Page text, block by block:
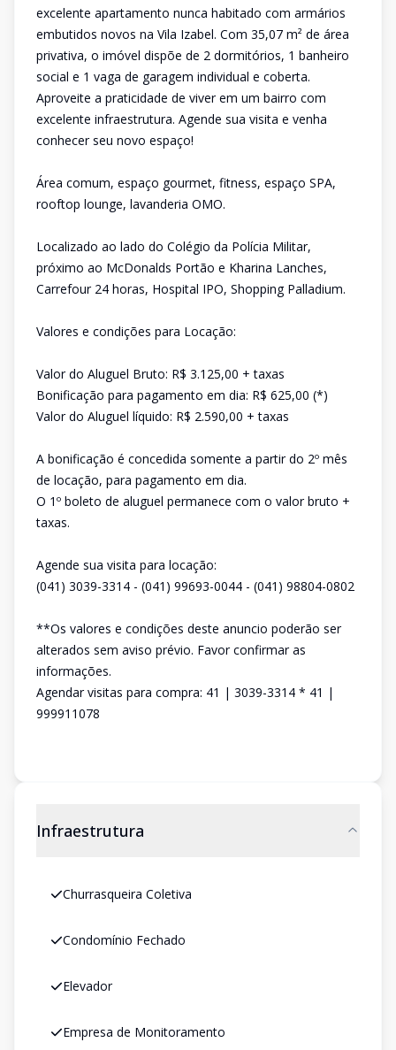
excelente apartamento nunca habitado com armários
embutidos novos na Vila Izabel. Com 35,07 m² de área
privativa, o imóvel dispõe de 2 dormitórios, 1 banheiro
social e 1 vaga de garagem individual e coberta.
Aproveite a praticidade de viver em um bairro com
excelente infraestrutura. Agende sua visita e venha
conhecer seu novo espaço!
Área comum, espaço gourmet, fitness, espaço SPA,
rooftop lounge, lavanderia OMO.
Localizado ao lado do Colégio da Polícia Militar,
próximo ao McDonalds Portão e Kharina Lanches,
Carrefour 24 horas, Hospital IPO, Shopping Palladium.
Valores e condições para Locação:
Valor do Aluguel Bruto: R$ 3.125,00 + taxas
Bonificação para pagamento em dia: R$ 625,00 (*)
Valor do Aluguel líquido: R$ 2.590,00 + taxas
A bonificação é concedida somente a partir do 2º mês
de locação, para pagamento em dia.
O 1º boleto de aluguel permanece com o valor bruto +
taxas.
Agende sua visita para locação:
(041) 3039-3314 - (041) 99693-0044 - (041) 98804-0802
**Os valores e condições deste anuncio poderão ser
alterados sem aviso prévio. Favor confirmar as
informações.
Agendar visitas para compra: 41 | 3039-3314 * 41 |
999911078
Infraestrutura
Churrasqueira Coletiva
Condomínio Fechado
Elevador
Empresa de Monitoramento